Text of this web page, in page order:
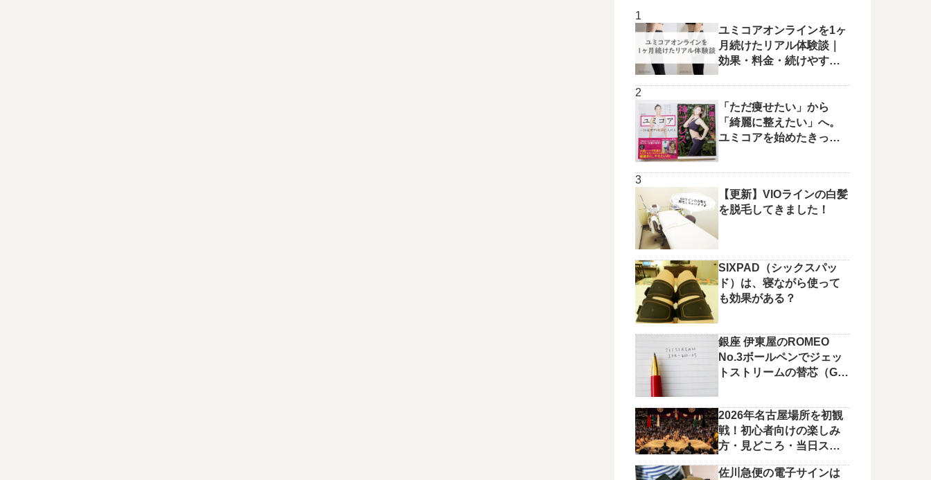
ユミコアオンラインを1ヶ
月続けたリアル体験談｜
効果・料金・続けやすさ
「ただ痩せたい」から
「綺麗に整えたい」へ。
ユミコアを始めたきっか
【更新】VIOラインの白髪
を脱毛してきました！
SIXPAD（シックスパッ
ド）は、寝ながら使って
も効果がある？
銀座 伊東屋のROMEO
No.3ボールペンでジェッ
トストリームの替芯（G2
2026年名古屋場所を初観
戦！初心者向けの楽しみ
方・見どころ・当日スケ
佐川急便の電子サインは